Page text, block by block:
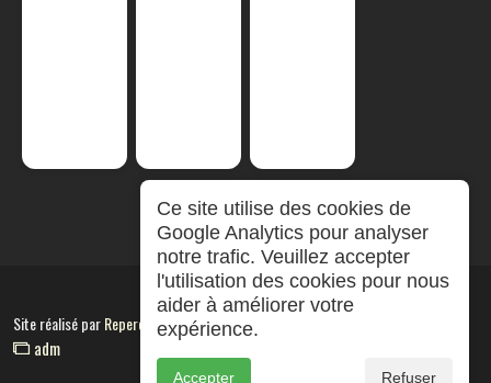
Site réalisé parRepereCom
adm
Ce site utilise des cookies de
Google Analytics pour analyser
notre trafic. Veuillez accepter
l'utilisation des cookies pour nous
aider à améliorer votre
expérience.
Accepter Refuser